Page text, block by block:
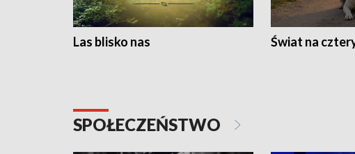
Las blisko nas Świat na
SPOŁECZEŃSTWO